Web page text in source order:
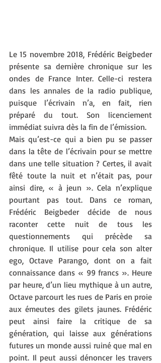
Le 15 novembre 2018, Frédéric Beigbeder
présente sa dernière chronique sur les
ondes de France Inter. Celle-ci restera
dans les annales de la radio publique,
puisque l’écrivain n’a, en fait, rien
préparé du tout. Son licenciement
immédiat suivra dès la fin de l’émission.
Mais qu’est-ce qui a bien pu se passer
dans la tête de l’écrivain pour se mettre
dans une telle situation ? Certes, il avait
fêté toute la nuit et n’était pas, pour
ainsi dire, « à jeun ». Cela n’explique
pourtant pas tout. Dans ce roman,
Frédéric Beigbeder décide de nous
raconter cette nuit de tous les
questionnements qui précède sa
chronique. Il utilise pour cela son alter
ego, Octave Parango, dont on a fait
connaissance dans « 99 francs ». Heure
par heure, d’un lieu mythique à un autre,
Octave parcourt les rues de Paris en proie
aux émeutes des gilets jaunes. Frédéric
peut ainsi faire la critique de sa
génération, qui laisse aux générations
futures un monde aussi ruiné que mal en
point. Il peut aussi dénoncer les travers